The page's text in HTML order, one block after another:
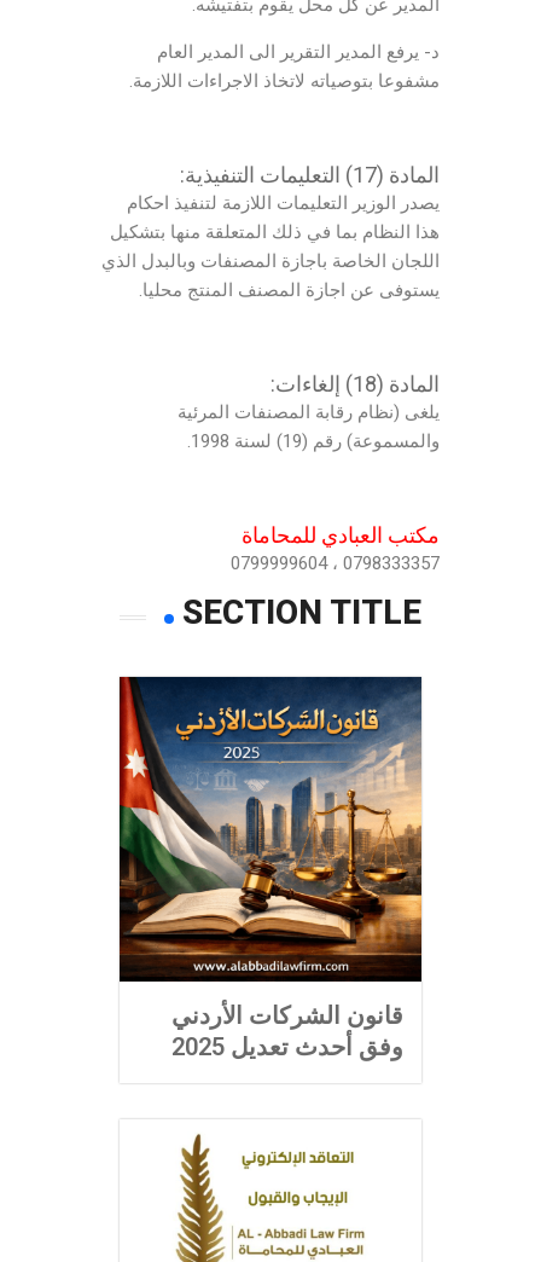
المدير عن كل محل يقوم بتفتيشه.
د- يرفع المدير التقرير الى المدير العام
مشفوعا بتوصياته لاتخاذ الاجراءات اللازمة.
المادة (17) التعليمات التنفيذية:
يصدر الوزير التعليمات اللازمة لتنفيذ احكام
هذا النظام بما في ذلك المتعلقة منها بتشكيل
اللجان الخاصة باجازة المصنفات وبالبدل الذي
يستوفى عن اجازة المصنف المنتج محليا.
المادة (18) إلغاءات:
يلغى (نظام رقابة المصنفات المرئية
والمسموعة) رقم (19) لسنة 1998.
مكتب العبادي للمحاماة
0798333357 ، 0799999604
SECTION TITLE
قانون الشركات الأردني
وفق أحدث تعديل 2025